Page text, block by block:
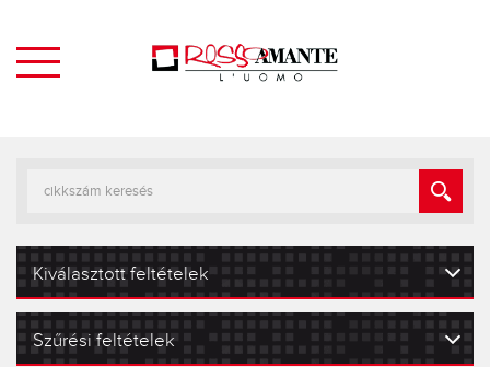
Kiválasztott feltételek
Szűrési feltételek